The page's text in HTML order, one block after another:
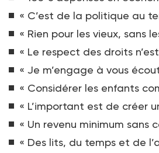
« C’est de la politique au
« Rien pour les vieux, sans
« Le respect des droits
« Je m’engage à vous
« Considérer les enfants
« L’important est de créer
« Un revenu minimum sans
« Des lits, du temps et de